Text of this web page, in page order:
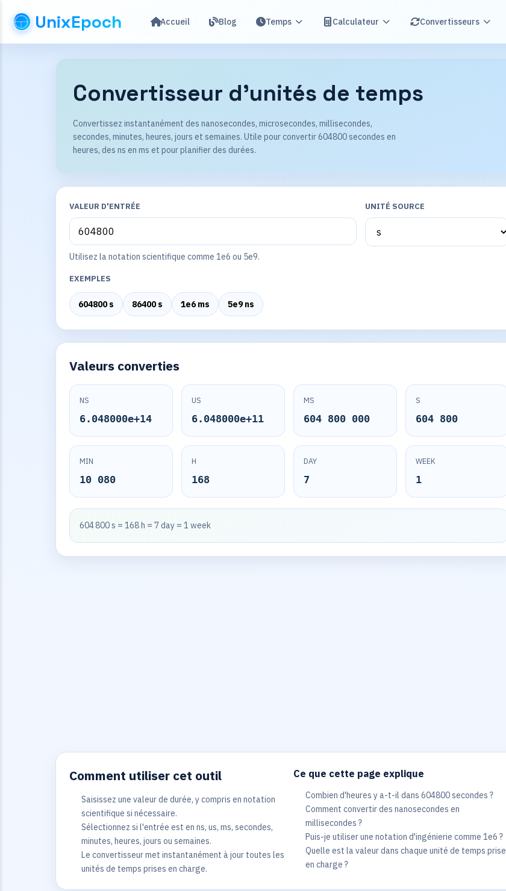
UnixEpoch Accueil Blog Temps Calculateur Convertisseurs
Convertisseur d'unités de temps
Convertissez instantanément des nanosecondes, microsecondes, millisecondes,
secondes, minutes, heures, jours et semaines. Utile pour convertir 604800 secondes en
heures, des ns en ms et pour planifier des durées.
VALEUR D'ENTRÉE
Utilisez la notation scientifique comme 1e6 ou 5e9.
UNITÉ SOURCE
EXEMPLES
604800 s 86400 s 1e6 ms 5e9 ns
Valeurs converties
NS
6.048000e+14
US
6.048000e+11
MS
604 800 000
S
604 800
MIN
10 080
H
168
DAY
7
WEEK
1
604 800 s = 168 h = 7 day = 1 week
Comment utiliser cet outil
Saisissez une valeur de durée, y compris en notation
scientifique si nécessaire.
Sélectionnez si l'entrée est en ns, us, ms, secondes,
minutes, heures, jours ou semaines.
Le convertisseur met instantanément à jour toutes les
unités de temps prises en charge.
Ce que cette page explique
Combien d'heures y a-t-il dans 604800 secondes ?
Comment convertir des nanosecondes en
millisecondes ?
Puis-je utiliser une notation d'ingénierie comme 1e6 ?
Quelle est la valeur dans chaque unité de temps prise
en charge ?